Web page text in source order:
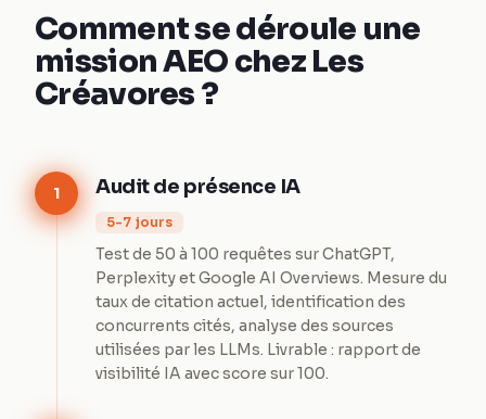
Comment se déroule une
mission AEO chez Les
Créavores ?
1 Audit de présence IA
5-7 jours
Test de 50 à 100 requêtes sur ChatGPT,
Perplexity et Google AI Overviews. Mesure du
taux de citation actuel, identification des
concurrents cités, analyse des sources
utilisées par les LLMs. Livrable : rapport de
visibilité IA avec score sur 100.